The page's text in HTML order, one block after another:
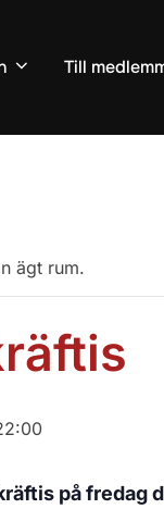
Till
ägt rum.
på fredag